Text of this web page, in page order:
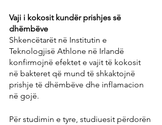
Vaji i kokosit kundër prishjes së
dhëmbëve
Shkencëtarët në Institutin e
Teknologjisë Athlone në Irlandë
konfirmojnë efektet e vajit të kokosit
në bakteret që mund të shkaktojnë
prishje të dhëmbëve dhe inflamacion
në gojë.
Për studimin e tyre, studiuesit përdorën